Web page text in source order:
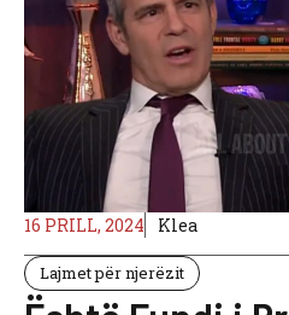
16 PRILL, 2024 Klea
Lajmet për njerëzit